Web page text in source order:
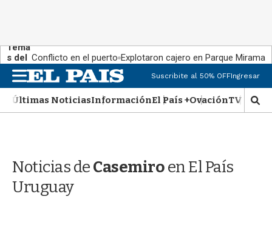
Tema
s del
día:
Conflicto en el puerto Explotaron cajero en Parque Miramar
M
e
n
u
Suscribite al 50% OFFIngresar
Últimas NoticiasInformaciónEl País +OvaciónTV Show
M
o
Noticias deCasemiroen El País
Uruguay